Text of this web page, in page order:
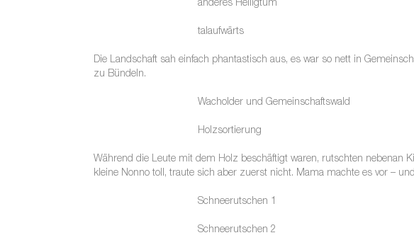
anderes Heiligtum
talaufwärts
Die Landschaft sah einfach phantastisch aus, es war so nett in
zu Bündeln.
Wacholder und Gemeinschaftswald
Holzsortierung
Während die Leute mit dem Holz beschäftigt waren, rutschten nebenan
kleine Nonno toll, traute sich aber zuerst nicht. Mama machte es vor –
Schneerutschen 1
Schneerutschen 2